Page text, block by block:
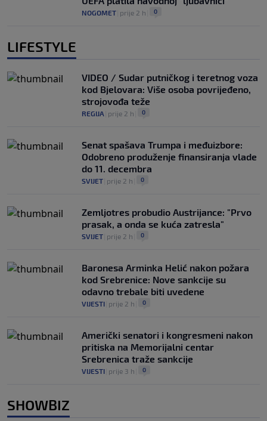
NOGOMET prije 2 h 0
LIFESTYLE
VIDEO / Sudar putničkog i teretnog voza
kod Bjelovara: Više osoba povrijeđeno,
strojovođa teže
REGIJA prije 2 h 0
Senat spašava Trumpa i međuizbore:
Odobreno produženje finansiranja vlade
do 11. decembra
SVIJET prije 2 h 0
Zemljotres probudio Austrijance: "Prvo
prasak, a onda se kuća zatresla"
SVIJET prije 2 h 0
Baronesa Arminka Helić nakon požara
kod Srebrenice: Nove sankcije su
odavno trebale biti uvedene
VIJESTI prije 2 h 0
Američki senatori i kongresmeni nakon
pritiska na Memorijalni centar
Srebrenica traže sankcije
VIJESTI prije 3 h 0
SHOWBIZ